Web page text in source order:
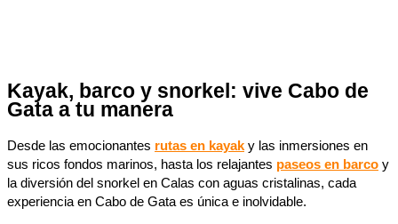
Kayak, barco y snorkel: vive Cabo de
Gata a tu manera
Desde las emocionantes rutas en kayak y las inmersiones en
sus ricos fondos marinos, hasta los relajantes paseos en barco y
la diversión del snorkel en Calas con aguas cristalinas, cada
experiencia en Cabo de Gata es única e inolvidable.